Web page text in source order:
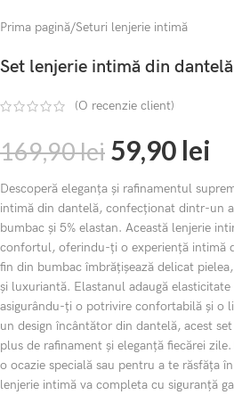
Prima pagină/Seturi lenjerie intimă
Set lenjerie intimă din dantelă
(O recenzie client)
169,90lei 59,90 lei
Descoperă eleganța și rafinamentul
intimă din dantelă, confecționat dintr-un
bumbac și 5% elastan. Această lenjerie
confortul, oferindu-ți o experiență intimă
fin din bumbac îmbrățișează delicat
și luxuriantă. Elastanul adaugă
asigurându-ți o potrivire confortabilă și o
un design încântător din dantelă, acest
plus de rafinament și eleganță fiecărei
o ocazie specială sau pentru a te răsfăța
lenjerie intimă va completa cu siguranță